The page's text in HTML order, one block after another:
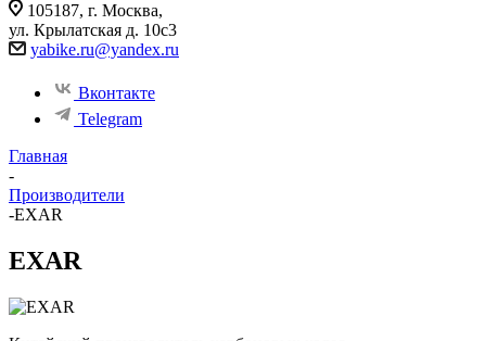
105187, г. Москва,
ул. Крылатская д. 10с3
yabike.ru@yandex.ru
Вконтакте
Telegram
Главная
-
Производители
-EXAR
EXAR